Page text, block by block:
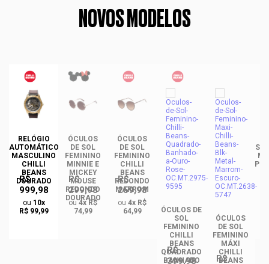
NOVOS MODELOS
RELÓGIO
AUTOMÁTICO
MASCULINO
CHILLI
BEANS
DOURADO
R$
999,98
ou 10x
R$ 99,99
ÓCULOS
DE SOL
FEMININO
MINNIE E
MICKEY
MOUSE
REDONDO
DOURADO
R$
299,98
ou4x R$
74,99
ÓCULOS
DE SOL
FEMININO
CHILLI
BEANS
REDONDO
MARROM
R$
259,98
ou 4x R$
64,99
ÓCULOS DE
SOL
FEMININO
CHILLI
BEANS
QUADRADO
BANHADO
R$
399,98
ÓCULOS
DE SOL
FEMININO
MÁXI
CHILLI
BEANS
R$